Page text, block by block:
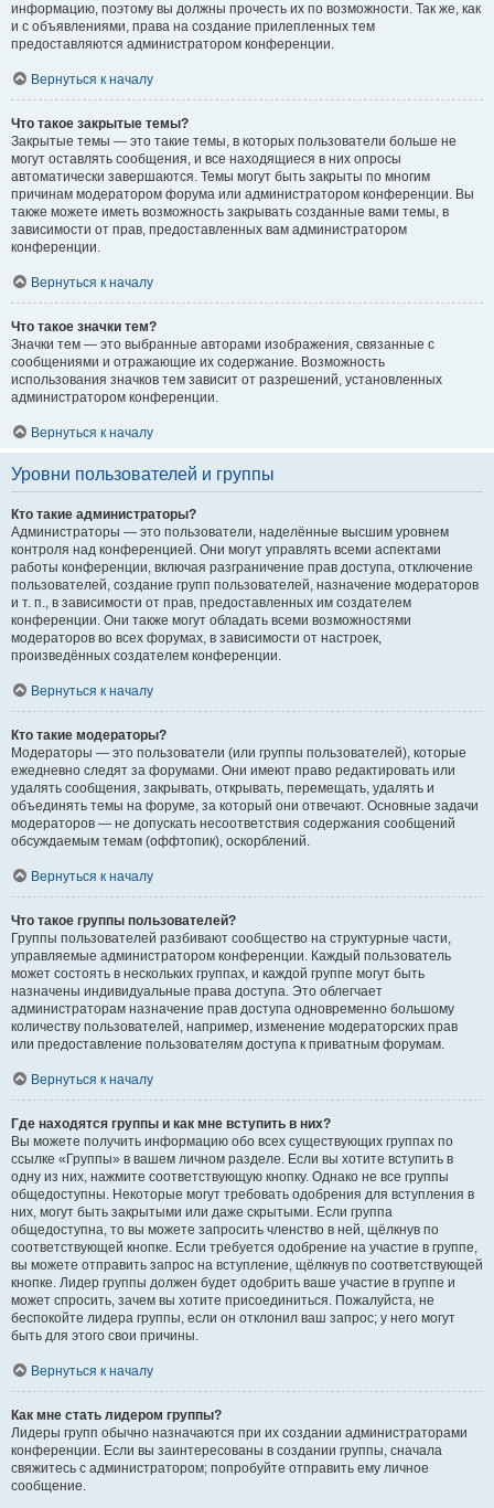
информацию, поэтому вы должны прочесть их по возможности. Так же, как
и с объявлениями, права на создание прилепленных тем
предоставляются администратором конференции.
Вернуться к началу
Что такое закрытые темы?
Закрытые темы — это такие темы, в которых пользователи больше не
могут оставлять сообщения, и все находящиеся в них опросы
автоматически завершаются. Темы могут быть закрыты по многим
причинам модератором форума или администратором конференции. Вы
также можете иметь возможность закрывать созданные вами темы, в
зависимости от прав, предоставленных вам администратором
конференции.
Вернуться к началу
Что такое значки тем?
Значки тем — это выбранные авторами изображения, связанные с
сообщениями и отражающие их содержание. Возможность
использования значков тем зависит от разрешений, установленных
администратором конференции.
Вернуться к началу
Уровни пользователей и группы
Кто такие администраторы?
Администраторы — это пользователи, наделённые высшим уровнем
контроля над конференцией. Они могут управлять всеми аспектами
работы конференции, включая разграничение прав доступа, отключение
пользователей, создание групп пользователей, назначение модераторов
и т. п., в зависимости от прав, предоставленных им создателем
конференции. Они также могут обладать всеми возможностями
модераторов во всех форумах, в зависимости от настроек,
произведённых создателем конференции.
Вернуться к началу
Кто такие модераторы?
Модераторы — это пользователи (или группы пользователей), которые
ежедневно следят за форумами. Они имеют право редактировать или
удалять сообщения, закрывать, открывать, перемещать, удалять и
объединять темы на форуме, за который они отвечают. Основные задачи
модераторов — не допускать несоответствия содержания сообщений
обсуждаемым темам (оффтопик), оскорблений.
Вернуться к началу
Что такое группы пользователей?
Группы пользователей разбивают сообщество на структурные части,
управляемые администратором конференции. Каждый пользователь
может состоять в нескольких группах, и каждой группе могут быть
назначены индивидуальные права доступа. Это облегчает
администраторам назначение прав доступа одновременно большому
количеству пользователей, например, изменение модераторских прав
или предоставление пользователям доступа к приватным форумам.
Вернуться к началу
Где находятся группы и как мне вступить в них?
Вы можете получить информацию обо всех существующих группах по
ссылке «Группы» в вашем личном разделе. Если вы хотите вступить в
одну из них, нажмите соответствующую кнопку. Однако не все группы
общедоступны. Некоторые могут требовать одобрения для вступления в
них, могут быть закрытыми или даже скрытыми. Если группа
общедоступна, то вы можете запросить членство в ней, щёлкнув по
соответствующей кнопке. Если требуется одобрение на участие в группе,
вы можете отправить запрос на вступление, щёлкнув по соответствующей
кнопке. Лидер группы должен будет одобрить ваше участие в группе и
может спросить, зачем вы хотите присоединиться. Пожалуйста, не
беспокойте лидера группы, если он отклонил ваш запрос; у него могут
быть для этого свои причины.
Вернуться к началу
Как мне стать лидером группы?
Лидеры групп обычно назначаются при их создании администраторами
конференции. Если вы заинтересованы в создании группы, сначала
свяжитесь с администратором; попробуйте отправить ему личное
сообщение.